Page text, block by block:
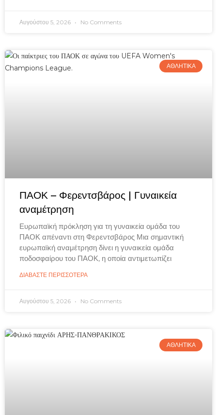
Αυγούστου 5, 2026 No Comments
ΑΘΛΗΤΙΚΑ
ΠΑΟΚ – Φερεντσβάρος | Γυναικεία
αναμέτρηση
Ευρωπαϊκή πρόκληση για τη γυναικεία ομάδα του
ΠΑΟΚ απέναντι στη Φερεντσβάρος Μια σημαντική
ευρωπαϊκή αναμέτρηση δίνει η γυναικεία ομάδα
ποδοσφαίρου του ΠΑΟΚ, η οποία αντιμετωπίζει
ΔΙΑΒΑΣΤΕ ΠΕΡΙΣΣΟΤΕΡΑ
Αυγούστου 5, 2026 No Comments
ΑΘΛΗΤΙΚΑ